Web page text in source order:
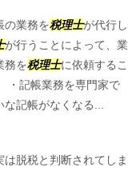
の業務を税理士が代行し
が行うことによって、業
務を税理士に依頼するこ
・記帳業務を専門家で
記帳がなくなる...
脱税と判断されてしま